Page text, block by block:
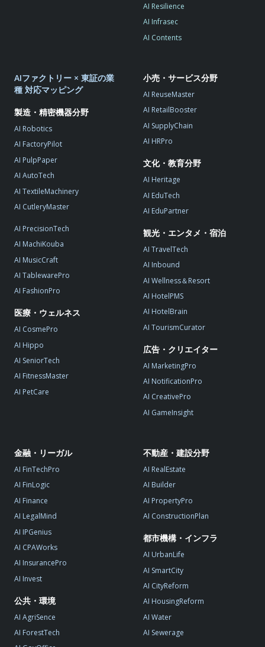
AI Resilience
AI Infrasec
AI Contents
AIファクトリー × 東証の業
種 対応マッピング
製造・精密機器分野
AI Robotics
AI FactoryPilot
AI PulpPaper
AI AutoTech
AI TextileMachinery
AI CutleryMaster
AI PrecisionTech
AI MachiKouba
AI MusicCraft
AI TablewarePro
AI FashionPro
医療・ウェルネス
AI CosmePro
AI Hippo
AI SeniorTech
AI FitnessMaster
AI PetCare
小売・サービス分野
AI ReuseMaster
AI RetailBooster
AI SupplyChain
AI HRPro
文化・教育分野
AI Heritage
AI EduTech
AI EduPartner
観光・エンタメ・宿泊
AI TravelTech
AI Inbound
AI Wellness＆Resort
AI HotelPMS
AI HotelBrain
AI TourismCurator
広告・クリエイター
AI MarketingPro
AI NotificationPro
AI CreativePro
AI GameInsight
金融・リーガル
AI FinTechPro
AI FinLogic
AI Finance
AI LegalMind
AI IPGenius
AI CPAWorks
AI InsurancePro
AI Invest
公共・環境
AI AgriSence
AI ForestTech
不動産・建設分野
AI RealEstate
AI Builder
AI PropertyPro
AI ConstructionPlan
都市機構・インフラ
AI UrbanLife
AI SmartCity
AI CityReform
AI HousingReform
AI Water
AI Sewerage